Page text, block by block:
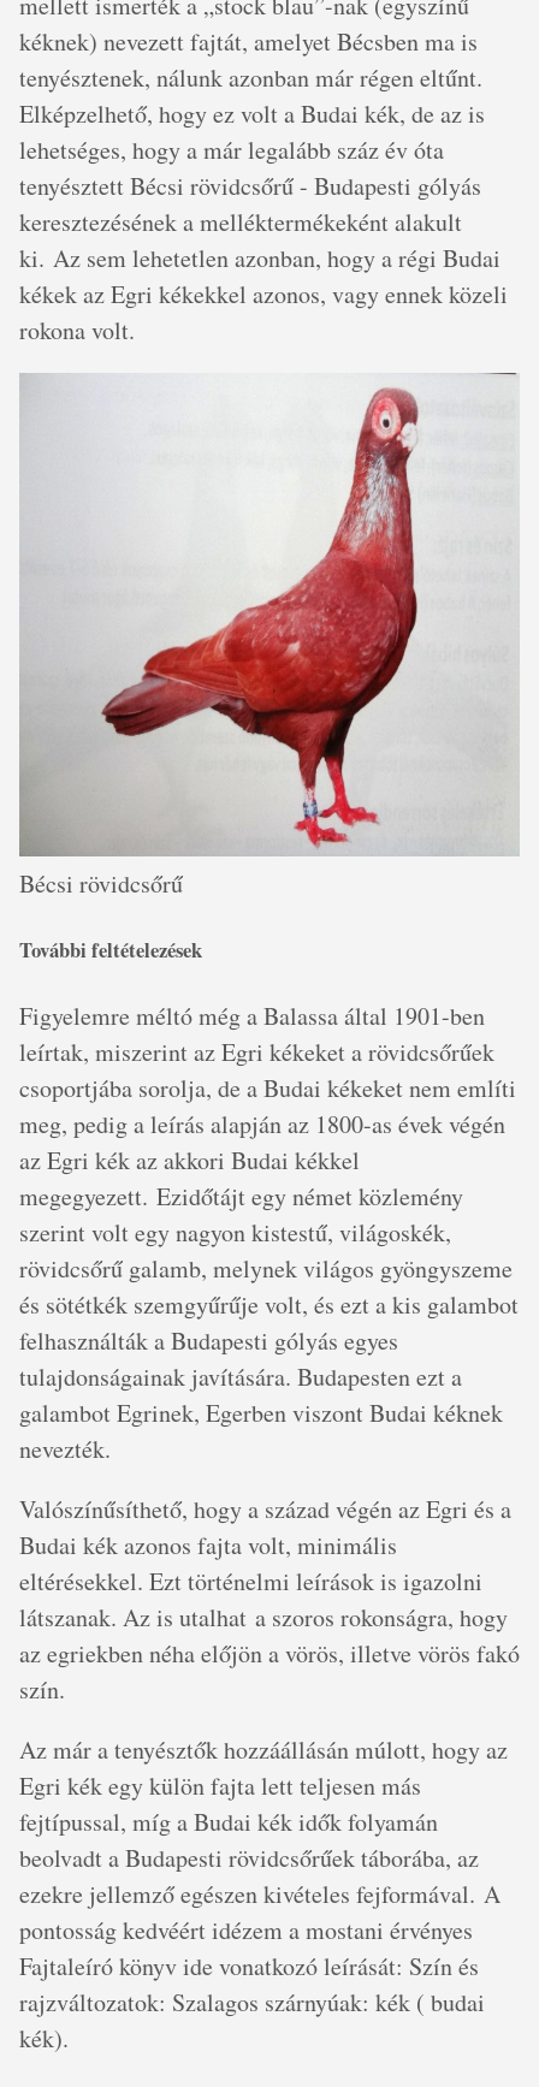
kéknek) nevezett fajtát, amelyet Bécsben ma is
tenyésztenek, nálunk azonban már régen eltűnt.
Elképzelhető, hogy ez volt a Budai kék, de az is
lehetséges, hogy a már legalább száz év óta
tenyésztett Bécsi rövidcsőrű - Budapesti gólyás
keresztezésének a melléktermékeként alakult
ki. Az sem lehetetlen azonban, hogy a régi Budai
kékek az Egri kékekkel azonos, vagy ennek közeli
rokona volt.
Bécsi rövidcsőrű
További feltételezések
Figyelemre méltó még a Balassa által 1901-ben
leírtak, miszerint az Egri kékeket a rövidcsőrűek
csoportjába sorolja, de a Budai kékeket nem említi
meg, pedig a leírás alapján az 1800-as évek végén
az Egri kék az akkori Budai kékkel
megegyezett. Ezidőtájt egy német közlemény
szerint volt egy nagyon kistestű, világoskék,
rövidcsőrű galamb, melynek világos gyöngyszeme
és sötétkék szemgyűrűje volt, és ezt a kis galambot
felhasználták a Budapesti gólyás egyes
tulajdonságainak javítására. Budapesten ezt a
galambot Egrinek, Egerben viszont Budai kéknek
nevezték.
Valószínűsíthető, hogy a század végén az Egri és a
Budai kék azonos fajta volt, minimális
eltérésekkel. Ezt történelmi leírások is igazolni
látszanak. Az is utalhat a szoros rokonságra, hogy
az egriekben néha előjön a vörös, illetve vörös fakó
szín.
Az már a tenyésztők hozzáállásán múlott, hogy az
Egri kék egy külön fajta lett teljesen más
fejtípussal, míg a Budai kék idők folyamán
beolvadt a Budapesti rövidcsőrűek táborába, az
ezekre jellemző egészen kivételes fejformával. A
pontosság kedvéért idézem a mostani érvényes
Fajtaleíró könyv ide vonatkozó leírását: Szín és
rajzváltozatok: Szalagos szárnyúak: kék ( budai
kék).